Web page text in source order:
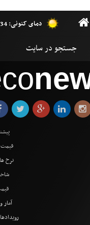
دمای کنونی: 34 °
نرخ